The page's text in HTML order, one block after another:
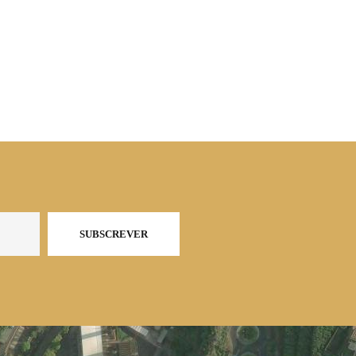
SUBSCREVER